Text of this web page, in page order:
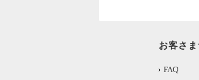
お客さ
FAQ